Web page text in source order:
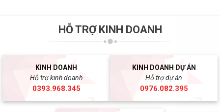
HỖ TRỢ KINH DOANH
KINH DOANH
Hỗ trợ kinh doanh
0393.968.345
KINH DOANH DỰ ÁN
Hỗ trợ dự án
0976.082.395